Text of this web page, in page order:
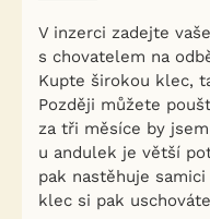
V inzerci zadejte
s chovatelem na
Kupte širokou klec,
Později můžete
za tři měsíce by
u andulek je větší
pak nastěhuje
klec si pak